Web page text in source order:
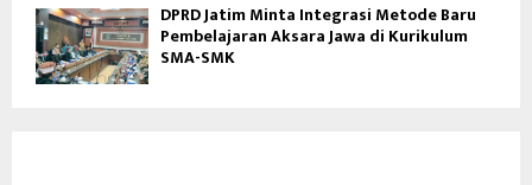
DPRD Jatim Minta Integrasi Metode Baru
Pembelajaran Aksara Jawa di Kurikulum
SMA-SMK